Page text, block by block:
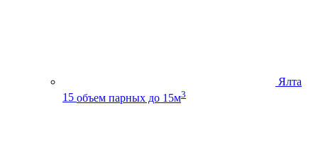
Ялта
15 объем парных до 15м3